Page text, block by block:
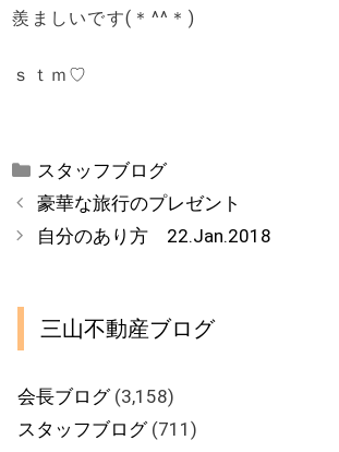
羨ましいです(＊^^＊)
ｓｔｍ♡
カ
テ
リ
スタッフブログ
豪華な旅行のプレゼント
自分のあり方 22.Jan.2018
三山不動産ブログ
会長ブログ(3,158)
スタッフブログ(711)